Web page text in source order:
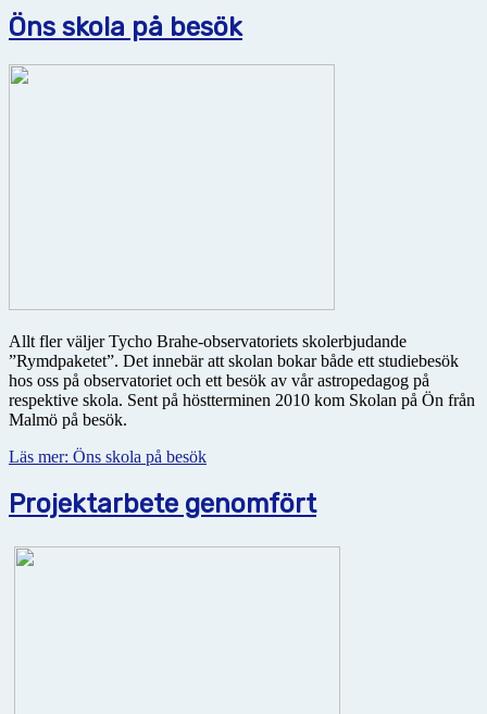
Öns skola på besök
Allt fler väljer Tycho Brahe-observatoriets skolerbjudande
”Rymdpaketet”. Det innebär att skolan bokar både ett studiebesök
hos oss på observatoriet och ett besök av vår astropedagog på
respektive skola. Sent på höstterminen 2010 kom Skolan på Ön från
Malmö på besök.
Läs mer: Öns skola på besök
Projektarbete genomfört